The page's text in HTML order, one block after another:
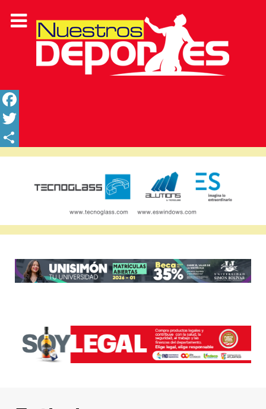
Facebook
Twitter
Share